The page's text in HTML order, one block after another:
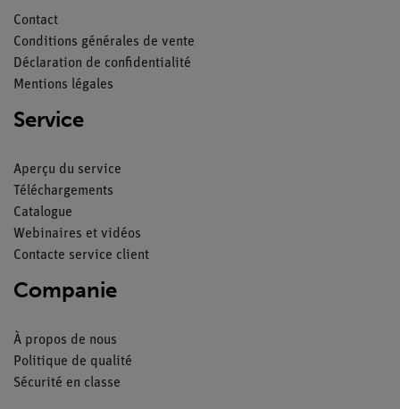
Contact
Conditions générales de vente
Déclaration de confidentialité
Mentions légales
Service
Aperçu du service
Téléchargements
Catalogue
Webinaires et vidéos
Contacte service client
Companie
À propos de nous
Politique de qualité
Sécurité en classe